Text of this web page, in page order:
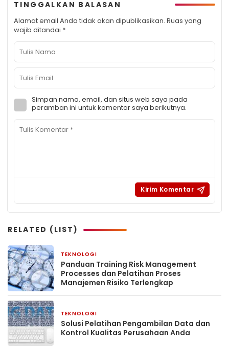
TINGGALKAN BALASAN
Alamat email Anda tidak akan dipublikasikan. Ruas yang
wajib ditandai *
Simpan nama, email, dan situs web saya pada
peramban ini untuk komentar saya berikutnya.
RELATED (LIST)
TEKNOLOGI
Panduan Training Risk Management
Processes dan Pelatihan Proses
Manajemen Risiko Terlengkap
TEKNOLOGI
Solusi Pelatihan Pengambilan Data dan
Kontrol Kualitas Perusahaan Anda